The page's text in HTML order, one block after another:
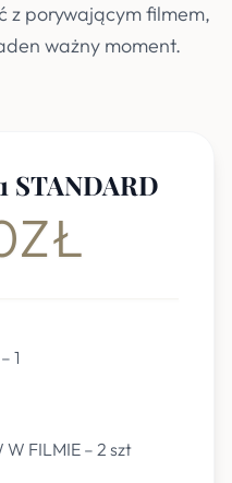
z porywającym filmem,
ważny moment.
STANDARD
1
W FILMIE – 2 szt